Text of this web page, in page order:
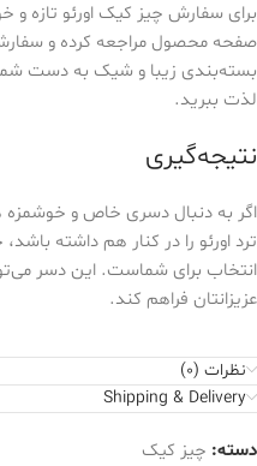
برای سفارش چیز کیک اورئو تازه
صفحه محصول مراجعه کرده و
بسته‌بندی زیبا و شیک به دست شما
لذت ببرید.
نتیجه‌گیری
اگر به دنبال دسری خاص و
ترد اورئو را در کنار هم داشته
انتخاب برای شماست. این دسر
عزیزانتان فراهم کند.
نظرات (0)
Shipping & Delivery
دسته: چیز کیک